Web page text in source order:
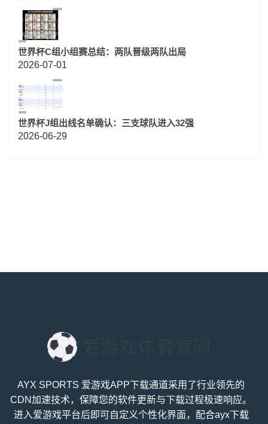
世界杯C组小组赛总结：两队晋级两队出局
2026-07-01
世界杯J组出线名单确认：三支球队进入32强
2026-06-29
AYX SPORTS 爱游戏APP下载通道采用了行业领先的
CDN加速技术，保障您的软件更新与下载过程极速响应。
进入爱游戏平台后即可自定义个性化界面，配合ayx下载